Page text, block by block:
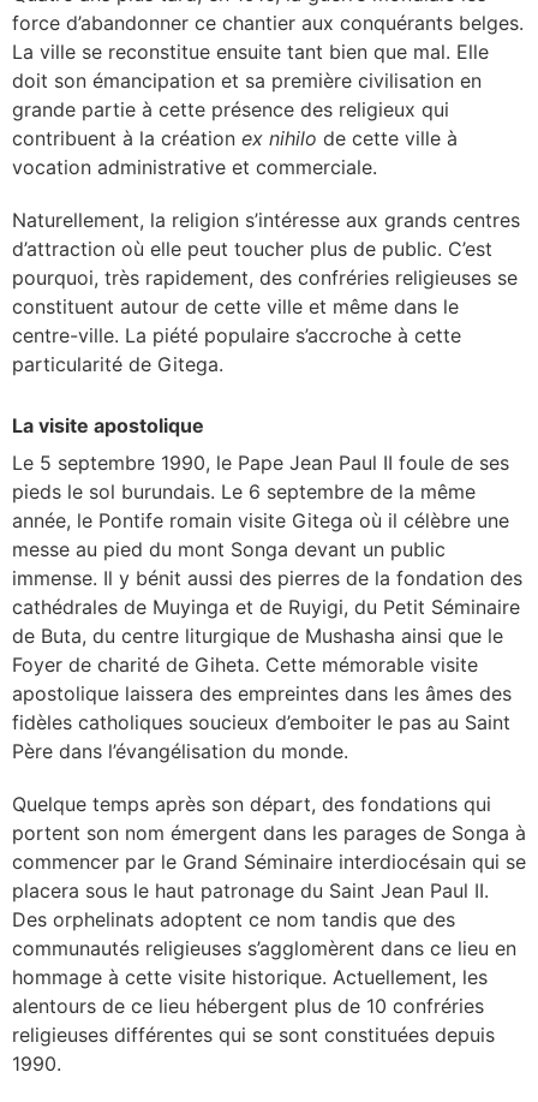
force d’abandonner ce chantier aux conquérants belges.
La ville se reconstitue ensuite tant bien que mal. Elle
doit son émancipation et sa première civilisation en
grande partie à cette présence des religieux qui
contribuent à la création ex nihilo de cette ville à
vocation administrative et commerciale.
Naturellement, la religion s’intéresse aux grands centres
d’attraction où elle peut toucher plus de public. C’est
pourquoi, très rapidement, des confréries religieuses se
constituent autour de cette ville et même dans le
centre-ville. La piété populaire s’accroche à cette
particularité de Gitega.
La visite apostolique
Le 5 septembre 1990, le Pape Jean Paul II foule de ses
pieds le sol burundais. Le 6 septembre de la même
année, le Pontife romain visite Gitega où il célèbre une
messe au pied du mont Songa devant un public
immense. Il y bénit aussi des pierres de la fondation des
cathédrales de Muyinga et de Ruyigi, du Petit Séminaire
de Buta, du centre liturgique de Mushasha ainsi que le
Foyer de charité de Giheta. Cette mémorable visite
apostolique laissera des empreintes dans les âmes des
fidèles catholiques soucieux d’emboiter le pas au Saint
Père dans l’évangélisation du monde.
Quelque temps après son départ, des fondations qui
portent son nom émergent dans les parages de Songa à
commencer par le Grand Séminaire interdiocésain qui se
placera sous le haut patronage du Saint Jean Paul II.
Des orphelinats adoptent ce nom tandis que des
communautés religieuses s’agglomèrent dans ce lieu en
hommage à cette visite historique. Actuellement, les
alentours de ce lieu hébergent plus de 10 confréries
religieuses différentes qui se sont constituées depuis
1990.